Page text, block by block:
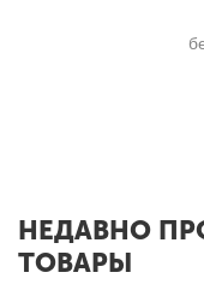
НЕДАВНО
ТОВАРЫ